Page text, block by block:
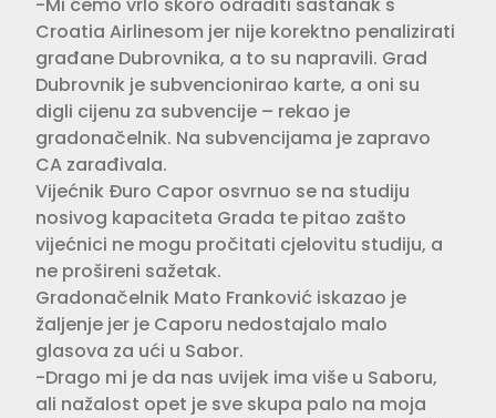
-Mi ćemo vrlo skoro odraditi sastanak s
Croatia Airlinesom jer nije korektno penalizirati
građane Dubrovnika, a to su napravili. Grad
Dubrovnik je subvencionirao karte, a oni su
digli cijenu za subvencije – rekao je
gradonačelnik. Na subvencijama je zapravo
CA zarađivala.
Vijećnik Đuro Capor osvrnuo se na studiju
nosivog kapaciteta Grada te pitao zašto
vijećnici ne mogu pročitati cjelovitu studiju, a
ne prošireni sažetak.
Gradonačelnik Mato Franković iskazao je
žaljenje jer je Caporu nedostajalo malo
glasova za ući u Sabor.
-Drago mi je da nas uvijek ima više u Saboru,
ali nažalost opet je sve skupa palo na moja